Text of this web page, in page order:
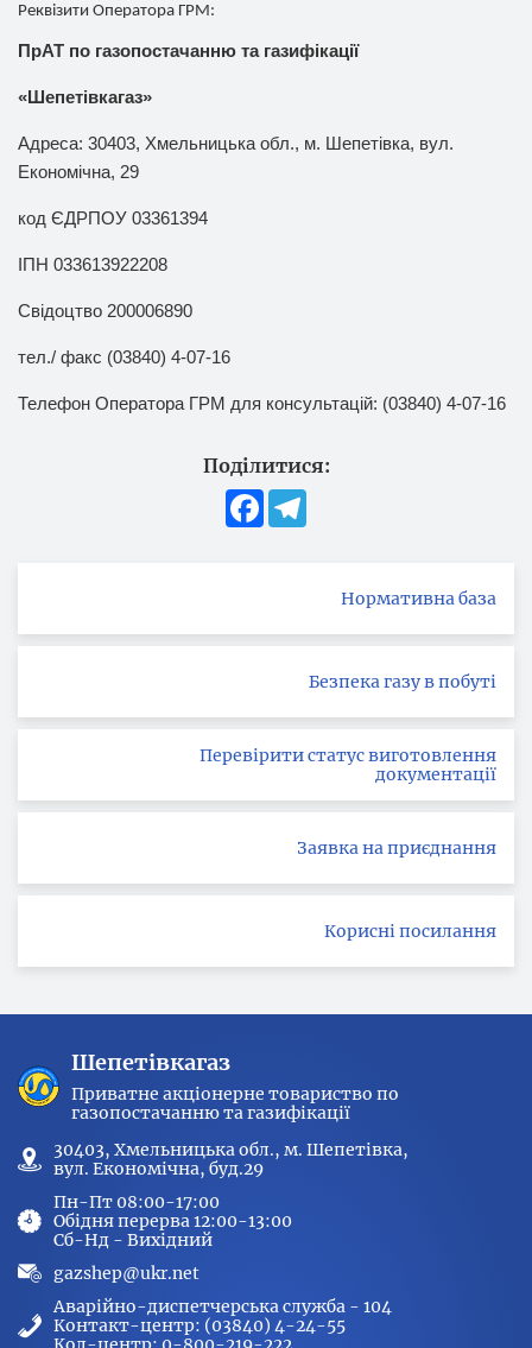
Реквізити Оператора ГРМ:
ПрАТ по газопостачанню та газифікації
«Шепетівкагаз»
Адреса: 30403, Хмельницька обл., м. Шепетівка, вул.
Економічна, 29
код ЄДРПОУ 03361394
ІПН 033613922208
Свідоцтво 200006890
тел./ факс (03840) 4-07-16
Телефон Оператора ГРМ для консультацій: (03840) 4-07-16
Поділитися:
Facebook
Нормативна база
Безпека газу в побуті
Перевірити статус виготовлення
документації
Заявка на приєднання
Корисні посилання
Шепетівкагаз
Приватне акціонерне товариство по
газопостачанню та газифікації
30403, Хмельницька обл., м. Шепетівка,
вул. Економічна, буд.29
Пн-Пт 08:00-17:00
Обідня перерва 12:00-13:00
Сб-Нд - Вихідний
gazshep@ukr.net
Аварійно-диспетчерська служба - 104
Контакт-центр: (03840) 4-24-55